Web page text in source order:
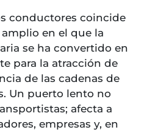
conductores coincide
en el que la
se ha convertido en
para la atracción de
de las cadenas de
Un puerto lento no
afecta a
empresas y, en